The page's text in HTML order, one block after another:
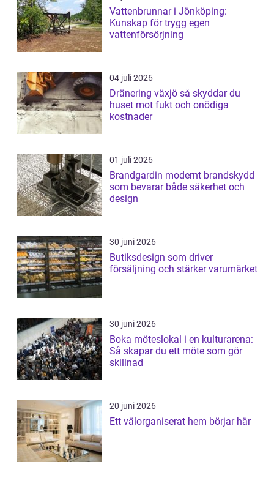
Vattenbrunnar i Jönköping:
Kunskap för trygg egen
vattenförsörjning
04 juli 2026
Dränering växjö så skyddar du
huset mot fukt och onödiga
kostnader
01 juli 2026
Brandgardin modernt brandskydd
som bevarar både säkerhet och
design
30 juni 2026
Butiksdesign som driver
försäljning och stärker varumärket
30 juni 2026
Boka möteslokal i en kulturarena:
Så skapar du ett möte som gör
skillnad
20 juni 2026
Ett välorganiserat hem börjar här